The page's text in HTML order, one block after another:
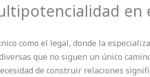
como el legal, donde la
que no siguen un único
de construir relaciones